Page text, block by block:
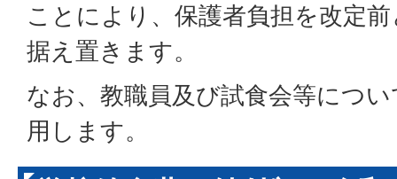
ことにより、保護者負担を改定
据え置きます。
なお、教職員及び試食会等につ
用します。